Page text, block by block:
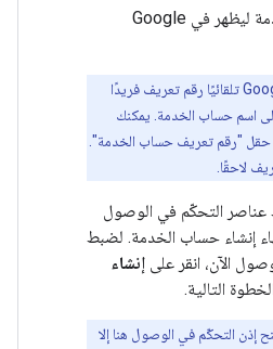
أدخِل اسم حساب خدمة ليظهر في Google
ملاحظة: تنشئ Google تلقائيًا رقم تعريف فريدًا
اسم حساب الخدمة. يمكنك
حقل "رقم تعريف حساب الخدمة".
لاحقًا.
عناصر التحكّم في الوصول
إنشاء حساب الخدمة. لضبط
الآن، انقر على إنشاء
التالية.
إذن التحكّم في الوصول هنا إلا